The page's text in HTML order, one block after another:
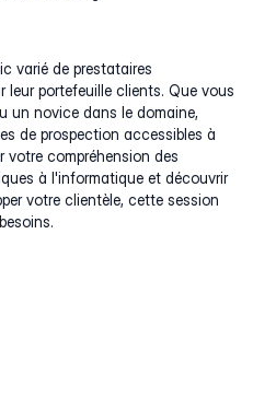
varié de prestataires
portefeuille clients. Que vous
un novice dans le domaine,
de prospection accessibles à
votre compréhension des
à l'informatique et découvrir
votre clientèle, cette session